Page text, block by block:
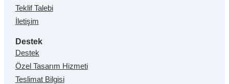
Teklif Talebi
İletişim
Destek
Destek
Özel Tasarım Hizmeti
Teslimat Bilgisi